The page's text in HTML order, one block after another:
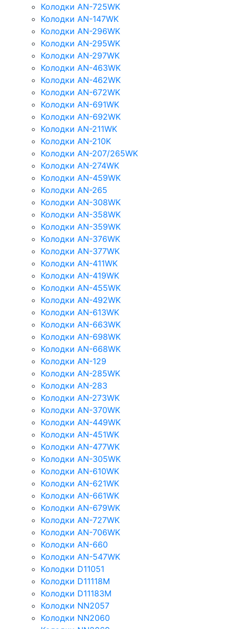
Колодки AN-725WK
Колодки AN-147WK
Колодки AN-296WK
Колодки AN-295WK
Колодки AN-297WK
Колодки AN-463WK
Колодки AN-462WK
Колодки AN-672WK
Колодки AN-691WK
Колодки AN-692WK
Колодки AN-211WK
Колодки AN-210K
Колодки AN-207/265WK
Колодки AN-274WK
Колодки AN-459WK
Колодки AN-265
Колодки AN-308WK
Колодки AN-358WK
Колодки AN-359WK
Колодки AN-376WK
Колодки AN-377WK
Колодки AN-411WK
Колодки AN-419WK
Колодки AN-455WK
Колодки AN-492WK
Колодки AN-613WK
Колодки AN-663WK
Колодки AN-698WK
Колодки AN-668WK
Колодки AN-129
Колодки AN-285WK
Колодки AN-283
Колодки AN-273WK
Колодки AN-370WK
Колодки AN-449WK
Колодки AN-451WK
Колодки AN-477WK
Колодки AN-305WK
Колодки AN-610WK
Колодки AN-621WK
Колодки AN-661WK
Колодки AN-679WK
Колодки AN-727WK
Колодки AN-706WK
Колодки AN-660
Колодки AN-547WK
Колодки D11051
Колодки D11118M
Колодки D11183M
Колодки NN2057
Колодки NN2060